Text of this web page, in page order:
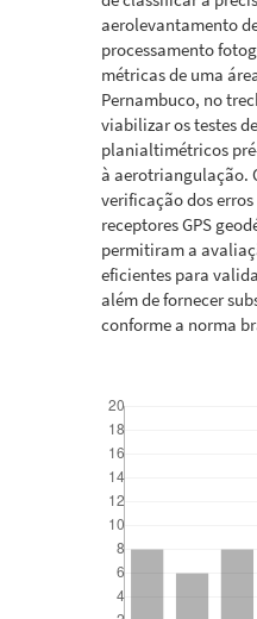
aerolevantamento
processamento
métricas de uma
Pernambuco, no
viabilizar os testes
planialtimétricos
à aerotriangulação.
verificação dos
receptores GPS
permitiram a
eficientes para
além de fornecer
conforme a norma